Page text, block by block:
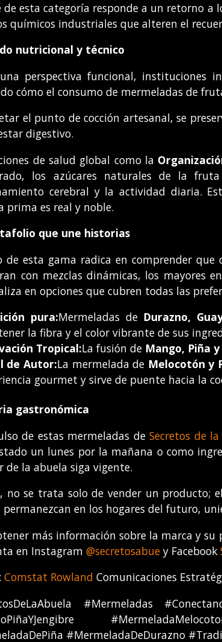
de esta categoría responde a un retorno
químicos industriales que alteren el
nutricional y técnico
perspectiva funcional, instituciones
cómo el consumo de mermeladas de
el punto de cocción artesanal, se
digestivo.
de salud global como la
los azúcares naturales de la
cerebral y la actividad diaria.
prima es real y noble.
que une historias
de esta gama radica en comprender que
con mezclas dinámicas, los mayores
en opciones que cubren todas las
pura:Mermeladas de Durazno,
la fibra y el color vibrante de sus
Tropical:La fusión de Mango, Piña
de Autor:La mermelada de Melocotón y
gourmet y sirve de puente hacia la
gastronómica
de estas mermeladas deSecretos de
un lunes por la mañana o como
de la abuela siga vigente.
no se trata solo de vender un producto;
en los hogares del futuro,
más información sobre la marca y
en Instagram@secretosabue y Facebook
Comstat Rowland Comunicaciones
#Mermeladas
#MermeladaDeDurazno